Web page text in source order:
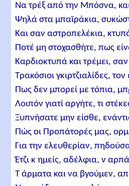
Nα τρέξ από την Μπόσνα,
Ψηλά στα μπαϊράκια,
Kαι σαν αστροπελέκια,
Ποτέ μη στοχασθήτε, πως
Καρδιοκτυπά και τρέμει,
Τρακόσιοι γκιρτζιαλίδες,
Πως δεν μπορεί με τόπια,
Λοιπόν γιατί αργήτε, τι
Ξυπνήσατε μην είσθε,
Πώς οι Προπάτορές μας,
Για την ελευθερίαν,
Έτζι κ ημείς, αδέλφια, ν
T άρματα και να βγούμεν,